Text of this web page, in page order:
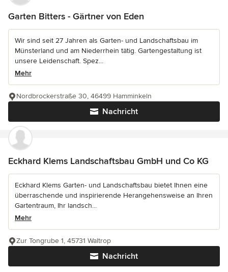
Garten Bitters - Gärtner von Eden
Wir sind seit 27 Jahren als Garten- und Landschaftsbau im
Münsterland und am Niederrhein tätig. Gartengestaltung ist
unsere Leidenschaft. Spez...
Mehr
Nachricht
Nordbrockerstraße 30, 46499 Hamminkeln
Eckhard Klems Landschaftsbau GmbH und Co KG
Eckhard Klems Garten- und Landschaftsbau bietet Ihnen eine
überraschende und inspirierende Herangehensweise an Ihren
Gartentraum, Ihr landsch...
Mehr
Nachricht
Zur Tongrube 1, 45731 Waltrop